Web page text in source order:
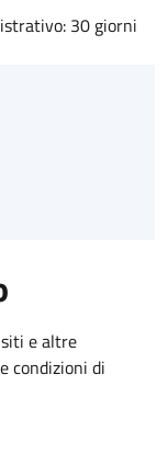
30 giorni
e altre
condizioni di